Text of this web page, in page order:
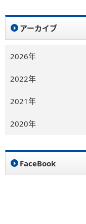
アーカイブ
2026年
2022年
2021年
2020年
FaceBook